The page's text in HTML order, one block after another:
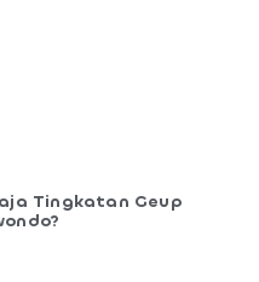
Tingkatan Geup